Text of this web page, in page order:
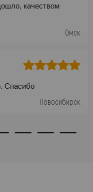
качеством
Омск
Спасибо
Новосибирск